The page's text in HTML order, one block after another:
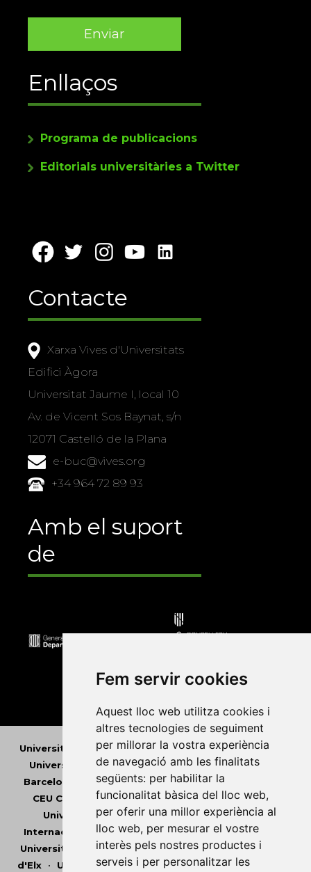
Fem servir cookies
Aquest lloc web utilitza cookies i
altres tecnologies de seguiment
per millorar la vostra experiència
de navegació amb les finalitats
següents: per habilitar la
funcionalitat bàsica del lloc web,
per oferir una millor experiència al
lloc web, per mesurar el vostre
interès pels nostres productes i
serveis i per personalitzar les
Enllaços
Programa de publicacions
Editorials universitàries a Twitter
Contacte
Xarxa Vives d'Universitats
Edifici Àgora
Universitat Jaume I, local 10
Av. de Vicent Sos Baynat, s/n
12071 Castelló de la Plana
e-buc@vives.org
+34 964 72 89 93
Amb el suport
de
Universitat Abat Oliba CEU • Universitat d'Alacant
Universitat d'Andorra•Universitat Autònoma de
Barcelona
Universitat de Barcelona •
CEU Cardenal Herrera•Universitat de Girona•
Universitat de les Illes Balears•Universitat
Internacional de Catalunya•Universitat Jaume I
Universitat de Lleida•Universitat Miguel Hernández
d'Elx• Universitat Oberta de Catalunya•Universitat